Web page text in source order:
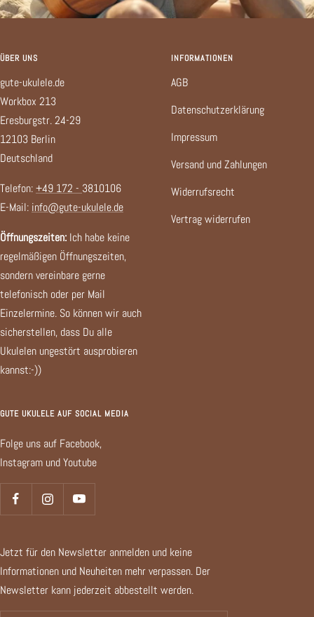
ÜBER UNS
gute-ukulele.de
Workbox 213
Eresburgstr. 24-29
12103 Berlin
Deutschland
Telefon:+49 172 - 3810106
E-Mail: info@gute-ukulele.de
Öffnungszeiten: Ich habe keine
regelmäßigen Öffnungszeiten,
sondern vereinbare gerne
telefonisch oder per Mail
Einzelermine. So können wir auch
sicherstellen, dass Du alle
Ukulelen ungestört ausprobieren
kannst:-))
INFORMATIONEN
AGB
Datenschutzerklärung
Impressum
Versand und Zahlungen
Widerrufsrecht
Vertrag widerrufen
GUTE UKULELE AUF SOCIAL MEDIA
Folge uns auf Facebook,
Instagram und Youtube
Jetzt für den Newsletter anmelden und keine
Informationen und Neuheiten mehr verpassen. Der
Newsletter kann jederzeit abbestellt werden.